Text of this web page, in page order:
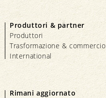
Produttori & partner
Produttori
Trasformazione & commercio
International
Rimani aggiornato